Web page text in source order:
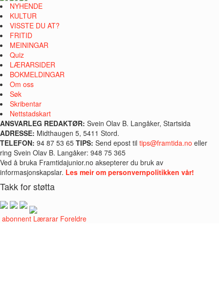
NYHENDE
KULTUR
VISSTE DU AT?
FRITID
MEININGAR
Quiz
LÆRARSIDER
BOKMELDINGAR
Om oss
Søk
Skribentar
Nettstadskart
ANSVARLEG REDAKTØR: Svein Olav B. Langåker, Startsida
ADRESSE: Midthaugen 5, 5411 Stord.
TELEFON: 94 87 53 65 TIPS: Send epost til tips@framtida.no eller
ring Svein Olav B. Langåker: 948 75 365
Ved å bruka Framtidajunior.no aksepterer du bruk av
informasjonskapslar. Les meir om personvernpolitikken vår!
Takk for støtta
abonnent Lærarar Foreldre